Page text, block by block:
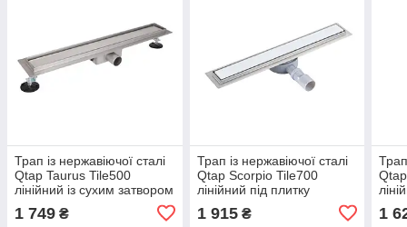
Трап із нержавіючої сталі
Qtap Taurus Tile500
лінійний із сухим затвором
1 749 ₴
Трап із нержавіючої сталі
Qtap Scorpio Tile700
лінійний під плитку
(поворотний сифон/сухий
затвор)
1 915₴ 1